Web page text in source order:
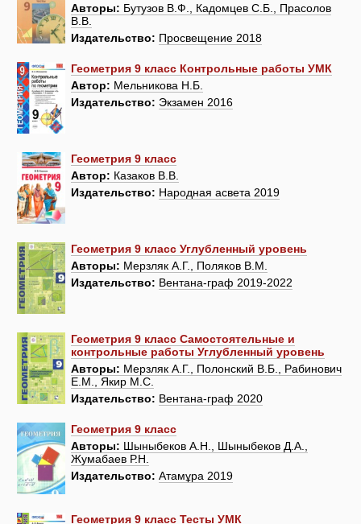
Авторы: Бутузов В.Ф., Кадомцев С.Б., Прасолов
В.В.
Издательство: Просвещение 2018
Геометрия 9 класс Контрольные работы УМК
Автор: Мельникова Н.Б.
Издательство: Экзамен 2016
Геометрия 9 класс
Автор: Казаков В.В.
Издательство: Народная асвета 2019
Геометрия 9 класс Углубленный уровень
Авторы: Мерзляк А.Г., Поляков В.М.
Издательство: Вентана-граф 2019-2022
Геометрия 9 класс Самостоятельные и
контрольные работы Углубленный уровень
Авторы: Мерзляк А.Г., Полонский В.Б., Рабинович
Е.М., Якир М.С.
Издательство: Вентана-граф 2020
Геометрия 9 класс
Авторы: Шыныбеков А.Н., Шыныбеков Д.А.,
Жумабаев Р.Н.
Издательство: Атамұра 2019
Геометрия 9 класс Тесты УМК